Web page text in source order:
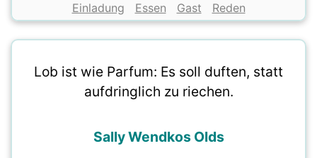
Einladung Essen Gast Reden
Lob ist wie Parfum: Es soll duften, statt
aufdringlich zu riechen.
Sally Wendkos Olds